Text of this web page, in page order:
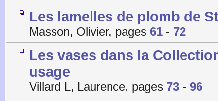
Les lamelles de plomb de
Masson, Olivier, pages 61 - 72
Les vases dans la
usage
Villard L, Laurence, pages 73 - 96